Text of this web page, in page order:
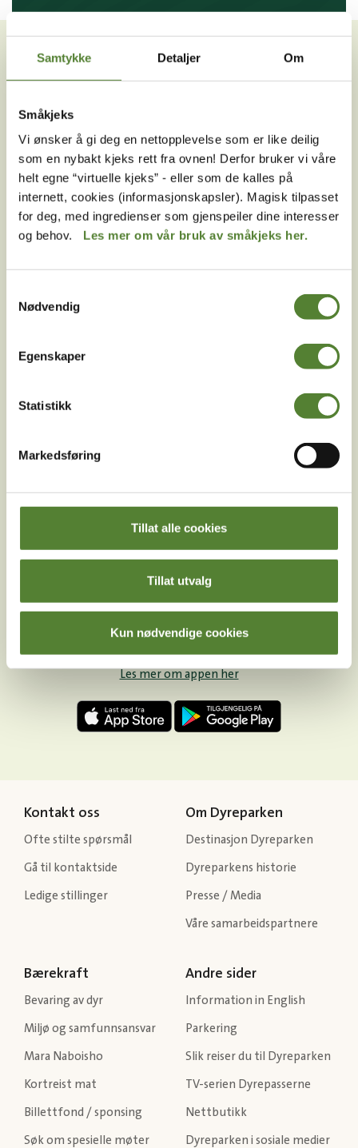
Samtykke Detaljer Om
Småkjeks
Vi ønsker å gi deg en nettopplevelse som er like deilig
som en nybakt kjeks rett fra ovnen! Derfor bruker vi våre
helt egne “virtuelle kjeks” - eller som de kalles på
internett, cookies (informasjonskapsler). Magisk tilpasset
for deg, med ingredienser som gjenspeiler dine interesser
og behov. Les mer om vår bruk av småkjeks her.
Nødvendig
Egenskaper
Statistikk
Markedsføring
Tillat alle cookies
Tillat utvalg
Kun nødvendige cookies
OSS?
Melder du deg på Dyreparkens nyhetsbrev får du
av mange fordeler.
E-post
MELD MEG PÅ
Ved å melde deg på vårt nyhetsbrev godtar du våre
Last ned Dyreparkens App
Les mer om appen her
Kontakt oss
Ofte stilte spørsmål
Gå til kontaktside
Ledige stillinger
Om Dyreparken
Destinasjon Dyreparken
Dyreparkens historie
Presse / Media
Våre samarbeidspartnere
Bærekraft
Bevaring av dyr
Miljø og samfunnsansvar
Mara Naboisho
Kortreist mat
Billettfond / sponsing
Søk om spesielle møter
Andre sider
Information in English
Parkering
Slik reiser du til Dyreparken
TV-serien Dyrepasserne
Nettbutikk
Dyreparken i sosiale medier